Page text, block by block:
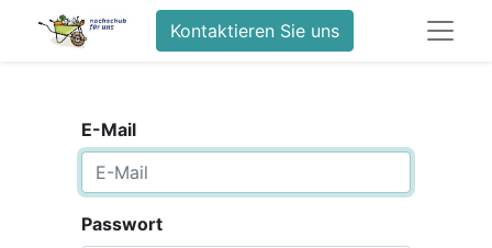
Kontaktieren Sie uns
E-Mail
Passwort